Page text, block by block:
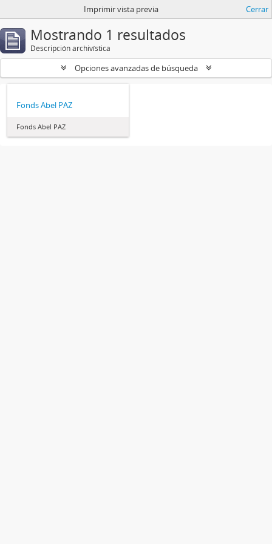
Imprimir vista previa Cerrar
Mostrando 1 resultados
Descripción archivística
Opciones avanzadas de búsqueda
Fonds Abel PAZ
Fonds Abel PAZ